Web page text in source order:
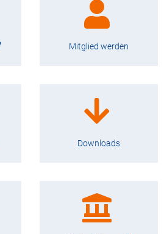
Mitglied werden
Downloads